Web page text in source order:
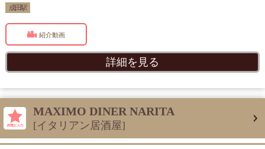
成田駅
紹介動画
詳細を見る
MAXIMO DINER NARITA
[イタリアン居酒屋]